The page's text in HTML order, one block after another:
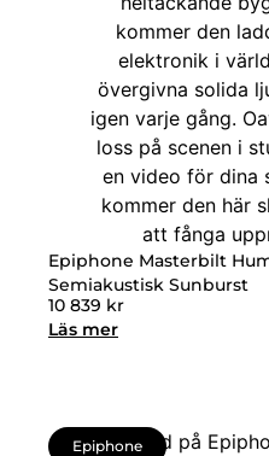
Epiphone Masterbilt
Semiakustisk Sunburst
10 839 kr
Läs mer
Epiphone